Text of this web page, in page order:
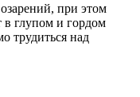
при этом
в глупом и гордом
трудиться над